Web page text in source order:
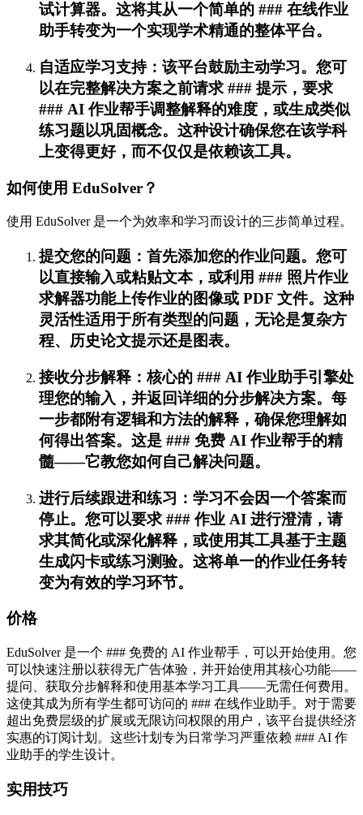
试计算器。这将其从一个简单的 ### 在线作业
助手转变为一个实现学术精通的整体平台。
自适应学习支持：该平台鼓励主动学习。您可
以在完整解决方案之前请求 ### 提示，要求
### AI 作业帮手调整解释的难度，或生成类似
练习题以巩固概念。这种设计确保您在该学科
上变得更好，而不仅仅是依赖该工具。
如何使用 EduSolver？
使用 EduSolver 是一个为效率和学习而设计的三步简单过程。
提交您的问题：首先添加您的作业问题。您可
以直接输入或粘贴文本，或利用 ### 照片作业
求解器功能上传作业的图像或 PDF 文件。这种
灵活性适用于所有类型的问题，无论是复杂方
程、历史论文提示还是图表。
接收分步解释：核心的 ### AI 作业助手引擎处
理您的输入，并返回详细的分步解决方案。每
一步都附有逻辑和方法的解释，确保您理解如
何得出答案。这是 ### 免费 AI 作业帮手的精
髓——它教您如何自己解决问题。
进行后续跟进和练习：学习不会因一个答案而
停止。您可以要求 ### 作业 AI 进行澄清，请
求其简化或深化解释，或使用其工具基于主题
生成闪卡或练习测验。这将单一的作业任务转
变为有效的学习环节。
价格
EduSolver 是一个 ### 免费的 AI 作业帮手，可以开始使用。您
可以快速注册以获得无广告体验，并开始使用其核心功能——
提问、获取分步解释和使用基本学习工具——无需任何费用。
这使其成为所有学生都可访问的 ### 在线作业助手。对于需要
超出免费层级的扩展或无限访问权限的用户，该平台提供经济
实惠的订阅计划。这些计划专为日常学习严重依赖 ### AI 作
业助手的学生设计。
实用技巧